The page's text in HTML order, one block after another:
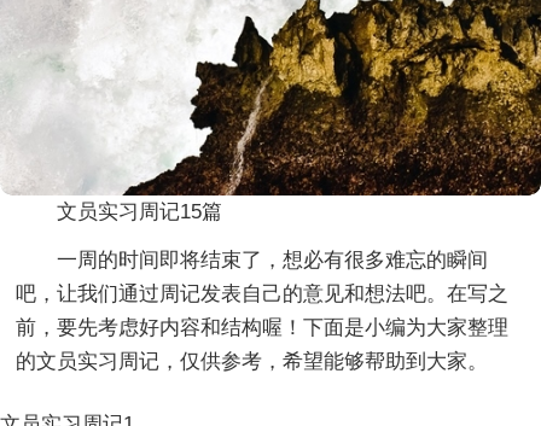
文员实习周记15篇
一周的时间即将结束了，想必有很多难忘的瞬间
吧，让我们通过周记发表自己的意见和想法吧。在写之
前，要先考虑好内容和结构喔！下面是小编为大家整理
的文员实习周记，仅供参考，希望能够帮助到大家。